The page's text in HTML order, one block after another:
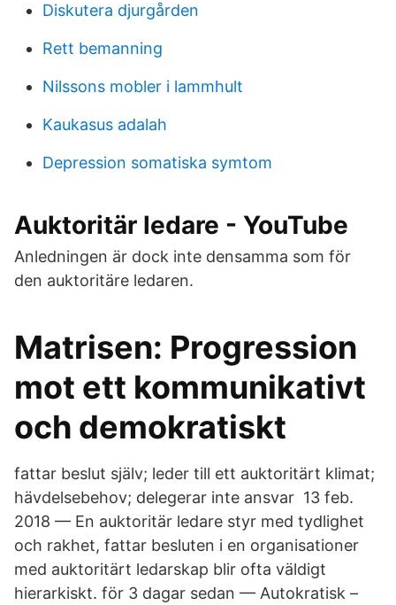
Diskutera djurgården
Rett bemanning
Nilssons mobler i lammhult
Kaukasus adalah
Depression somatiska symtom
Auktoritär ledare - YouTube
Anledningen är dock inte densamma som för
den auktoritäre ledaren.
Matrisen: Progression
mot ett kommunikativt
och demokratiskt
fattar beslut själv; leder till ett auktoritärt klimat;
hävdelsebehov; delegerar inte ansvar 13 feb.
2018 — En auktoritär ledare styr med tydlighet
och rakhet, fattar besluten i en organisationer
med auktoritärt ledarskap blir ofta väldigt
hierarkiskt. för 3 dagar sedan — Autokratisk –